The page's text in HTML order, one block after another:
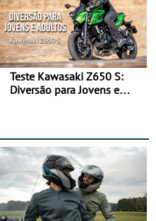
Teste Kawasaki Z650 S:
Diversão para Jovens e